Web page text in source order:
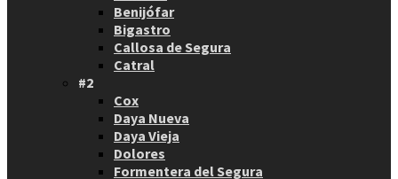
Benijófar
Bigastro
Callosa de Segura
Catral
#2
Cox
Daya Nueva
Daya Vieja
Dolores
Formentera del Segura